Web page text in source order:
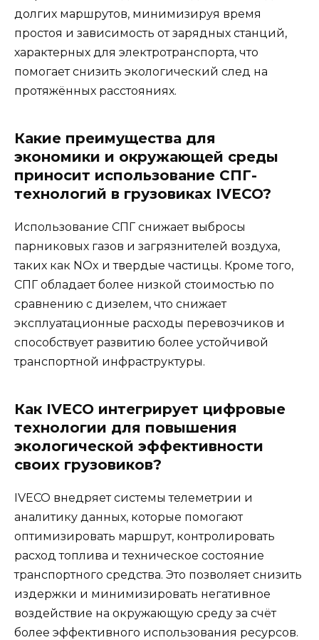
долгих маршрутов, минимизируя время
простоя и зависимость от зарядных станций,
характерных для электротранспорта, что
помогает снизить экологический след на
протяжённых расстояниях.
Какие преимущества для
экономики и окружающей среды
приносит использование СПГ-
технологий в грузовиках IVECO?
Использование СПГ снижает выбросы
парниковых газов и загрязнителей воздуха,
таких как NOx и твердые частицы. Кроме того,
СПГ обладает более низкой стоимостью по
сравнению с дизелем, что снижает
эксплуатационные расходы перевозчиков и
способствует развитию более устойчивой
транспортной инфраструктуры.
Как IVECO интегрирует цифровые
технологии для повышения
экологической эффективности
своих грузовиков?
IVECO внедряет системы телеметрии и
аналитику данных, которые помогают
оптимизировать маршрут, контролировать
расход топлива и техническое состояние
транспортного средства. Это позволяет снизить
издержки и минимизировать негативное
воздействие на окружающую среду за счёт
более эффективного использования ресурсов.